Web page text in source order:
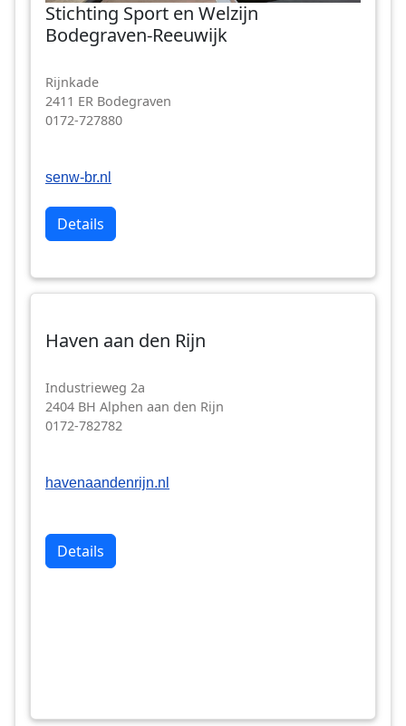
Stichting Sport en Welzijn
Bodegraven-Reeuwijk
Rijnkade
2411 ER Bodegraven
0172-727880
senw-br.nl
Details
Haven aan den Rijn
Industrieweg 2a
2404 BH Alphen aan den Rijn
0172-782782
havenaandenrijn.nl
Details